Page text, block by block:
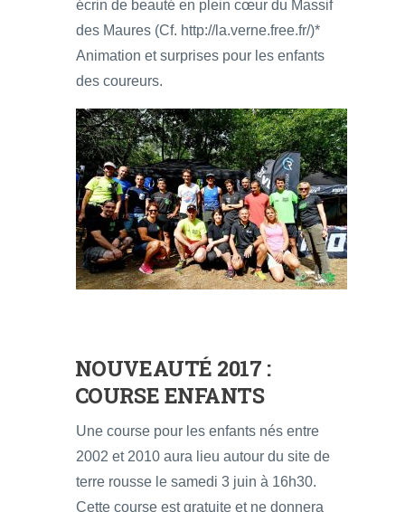
écrin de beauté en plein cœur du Massif
des Maures (Cf. http://la.verne.free.fr/)*
Animation et surprises pour les enfants
des coureurs.
NOUVEAUTÉ 2017 :
COURSE ENFANTS
Une course pour les enfants nés entre
2002 et 2010 aura lieu autour du site de
terre rousse le samedi 3 juin à 16h30.
Cette course est gratuite et ne donnera